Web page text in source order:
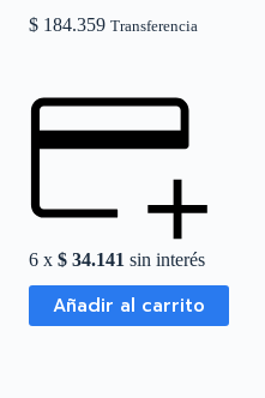
$184.359 Transferencia
6 x $34.141 sin interés
Añadir al carrito